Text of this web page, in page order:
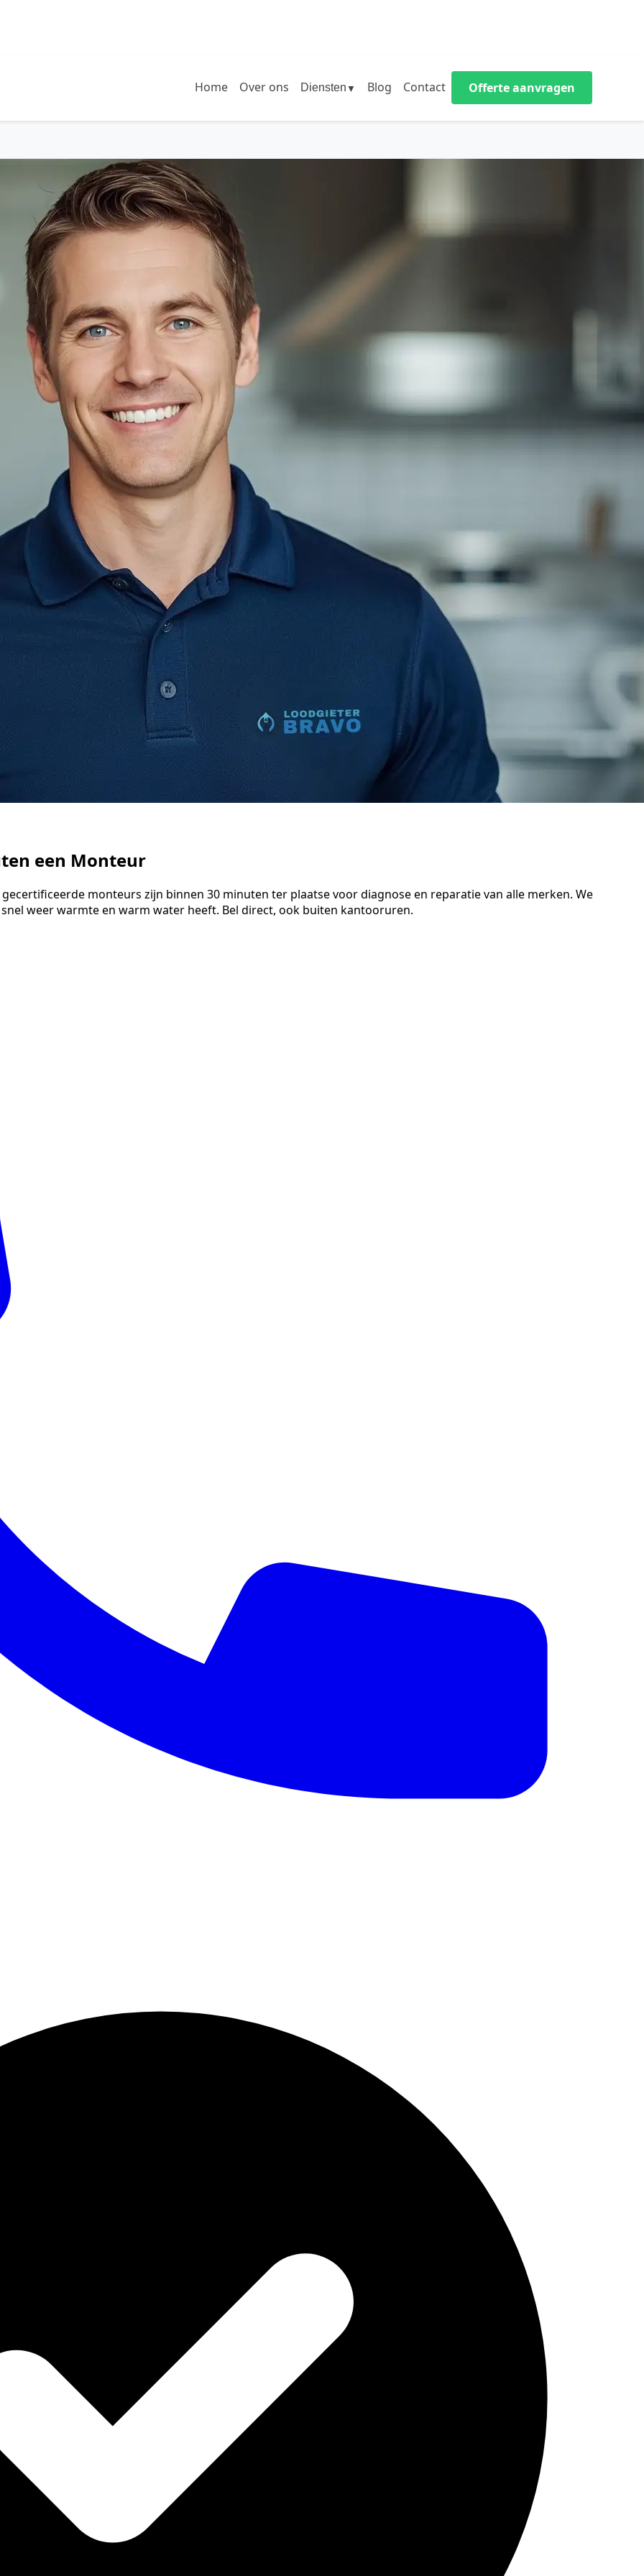
Home Over ons Diensten ▼ Blog Contact Offerte aanvragen
een Monteur
monteurs zijn binnen 30 minuten ter plaatse voor diagnose en reparatie van alle merken. We
weer warmte en warm water heeft. Bel direct, ook buiten kantooruren.